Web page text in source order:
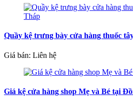
Quầy kệ trưng bày cửa hàng thuốc
Giá bán: Liên hệ
Giá kệ cửa hàng shop Mẹ và Bé tại